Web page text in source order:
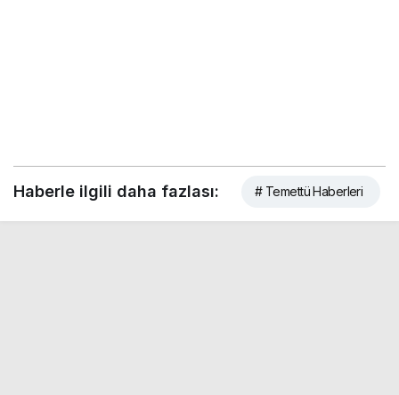
Haberle ilgili daha fazlası: # Temettü Haberleri